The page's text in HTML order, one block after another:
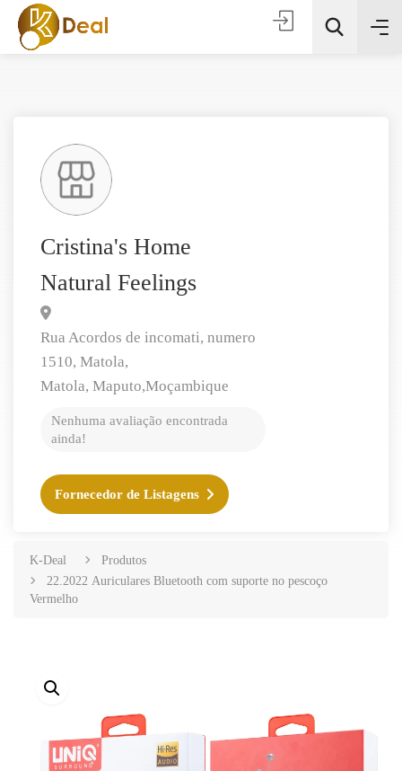
Procura
Cristina's Home
Natural Feelings
Rua Acordos de incomati, numero
1510, Matola,
Matola, Maputo,Moçambique
Nenhuma avaliação encontrada
ainda!
Fornecedor de Listagens
K-Deal
Produtos
22.2022 Auriculares Bluetooth com suporte no pescoço
Vermelho